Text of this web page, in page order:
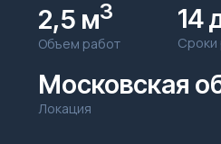
Локация
Московская обл.